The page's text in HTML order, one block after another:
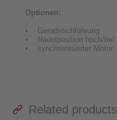
Optionen:
• Geradstichführung
• Nadelposition hoch/tief
• synchronisierter Motor
Related products